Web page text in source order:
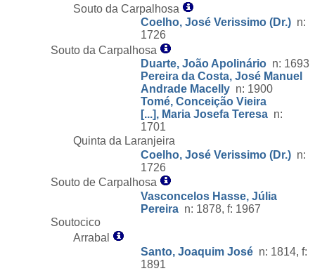
Souto da Carpalhosa
Coelho, José Verissimo (Dr.) n:
1726
Souto da Carpalhosa
Duarte, João Apolinário n: 1693
Pereira da Costa, José Manuel
Andrade Macelly n: 1900
Tomé, Conceição Vieira
[...], Maria Josefa Teresa n:
1701
Quinta da Laranjeira
Coelho, José Verissimo (Dr.) n:
1726
Souto de Carpalhosa
Vasconcelos Hasse, Júlia
Pereira n: 1878, f: 1967
Soutocico
Arrabal
Santo, Joaquim José n: 1814, f:
1891